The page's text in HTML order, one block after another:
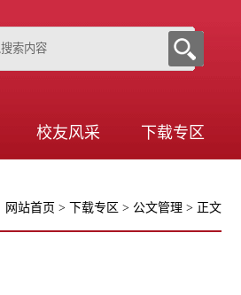
校友风采 下载专区
网站首页 > 下载专区 > 公文管理 > 正文